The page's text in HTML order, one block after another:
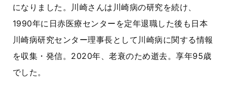
になりました。川崎さんは川崎病の研究を続け、
1990年に日赤医療センターを定年退職した後も日本
川崎病研究センター理事長として川崎病に関する情報
を収集・発信。2020年、老衰のため逝去。享年95歳
でした。